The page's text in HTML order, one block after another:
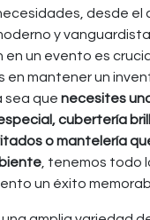
desde el
y
un evento es
en mantener un
sea que necesites
cubertería
o mantelería
, tenemos todo
un éxito